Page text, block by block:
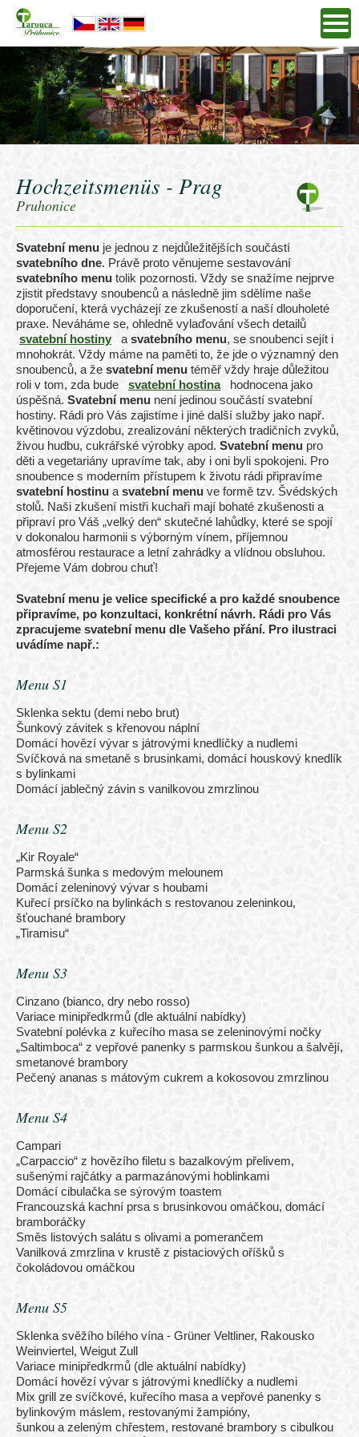
Hochzeitsmenüs - Prag
Pruhonice
Svatební menu je jednou z nejdůležitějších součástí
svatebního dne. Právě proto věnujeme sestavování
svatebního menu tolik pozornosti. Vždy se snažíme nejprve
zjistit představy snoubenců a následně jim sdělíme naše
doporučení, která vycházejí ze zkušeností a naší dlouholeté
praxe. Neváháme se, ohledně vylaďování všech detailů
svatební hostiny
a svatebního menu, se snoubenci sejít i
mnohokrát. Vždy máme na paměti to, že jde o významný den
snoubenců, a že svatební menu téměř vždy hraje důležitou
roli v tom, zda bude svatební hostinahodnocena jako
úspěšná. Svatební menu není jedinou součástí svatební
hostiny. Rádi pro Vás zajistíme i jiné další služby jako např.
květinovou výzdobu, zrealizování některých tradičních zvyků,
živou hudbu, cukrářské výrobky apod. Svatební menu pro
děti a vegetariány upravíme tak, aby i oni byli spokojeni. Pro
snoubence s moderním přístupem k životu rádi připravíme
svatební hostinu a svatební menu ve formě tzv. Švédských
stolů. Naši zkušení mistři kuchaři mají bohaté zkušenosti a
připraví pro Váš „velký den“ skutečné lahůdky, které se spojí
v dokonalou harmonii s výborným vínem, příjemnou
atmosférou restaurace a letní zahrádky a vlídnou obsluhou.
Přejeme Vám dobrou chuť!
Svatební menu je velice specifické a pro každé snoubence
připravíme, po konzultaci, konkrétní návrh. Rádi pro Vás
zpracujeme svatební menu dle Vašeho přání. Pro ilustraci
uvádíme např.:
Menu S1
Sklenka sektu (demi nebo brut)
Šunkový závitek s křenovou náplní
Domácí hovězí vývar s játrovými knedlíčky a nudlemi
Svíčková na smetaně s brusinkami, domácí houskový knedlík
s bylinkami
Domácí jablečný závin s vanilkovou zmrzlinou
Menu S2
„Kir Royale“
Parmská šunka s medovým melounem
Domácí zeleninový vývar s houbami
Kuřecí prsíčko na bylinkách s restovanou zeleninkou,
šťouchané brambory
„Tiramisu“
Menu S3
Cinzano (bianco, dry nebo rosso)
Variace minipředkrmů (dle aktuální nabídky)
Svatební polévka z kuřecího masa se zeleninovými nočky
„Saltimboca“ z vepřové panenky s parmskou šunkou a šalvějí,
smetanové brambory
Pečený ananas s mátovým cukrem a kokosovou zmrzlinou
Menu S4
Campari
„Carpaccio“ z hovězího filetu s bazalkovým přelivem,
sušenými rajčátky a parmazánovými hoblinkami
Domácí cibulačka se sýrovým toastem
Francouzská kachní prsa s brusinkovou omáčkou, domácí
bramboráčky
Směs listových salátu s olivami a pomerančem
Vanilková zmrzlina v krustě z pistaciových oříšků s
čokoládovou omáčkou
Menu S5
Sklenka svěžího bílého vína - Grüner Veltliner, Rakousko
Weinviertel, Weigut Zull
Variace minipředkrmů (dle aktuální nabídky)
Domácí hovězí vývar s játrovými knedlíčky a nudlemi
Mix grill ze svíčkové, kuřecího masa a vepřové panenky s
bylinkovým máslem, restovanými žampióny,
šunkou a zeleným chřestem, restované brambory s cibulkou